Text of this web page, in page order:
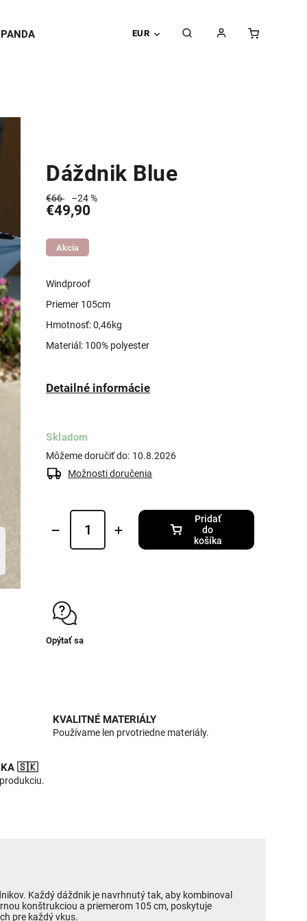
EUR
PANDA
Dáždnik Blue
€66 –24 %
€49,90
Windproof
Priemer 105cm
Hmotnosť: 0,46kg
Materiál: 100% polyester
Detailné informácie
Akcia
Skladom
Môžeme doručiť do: 10.8.2026
Možnosti doručenia
Pridať
do
košíka
Opýtať sa
KVALITNÉ MATERIÁLY
Používame len prvotriedne materiály.
🇸🇰
Každý dáždnik je navrhnutý tak, aby kombinoval
konštrukciou a priemerom 105 cm, poskytuje
pre každý vkus.